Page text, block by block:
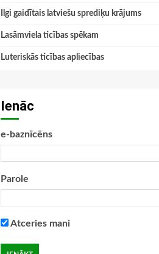
Ilgi gaidītais latviešu sprediķu krājums
Lasāmviela ticības spēkam
Luteriskās ticības apliecības
Ienāc
e-baznīcēns
Parole
Atceries mani